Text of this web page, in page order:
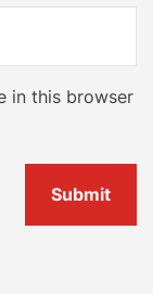
in this browser